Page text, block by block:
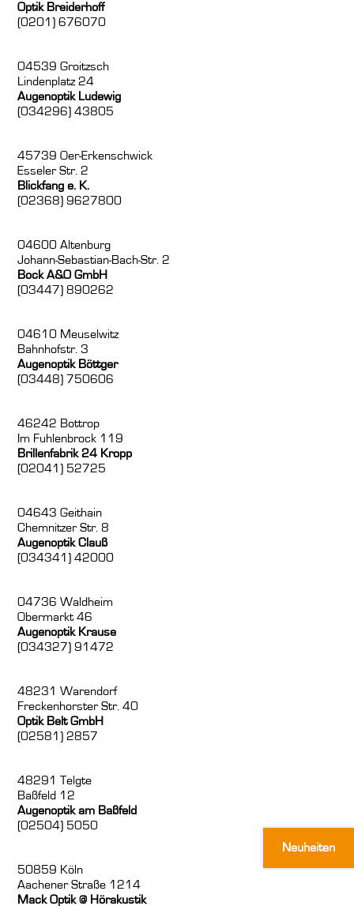
Neuheiten
Optik Breiderhoff
(0201) 676070
04539 Groitzsch
Lindenplatz 24
Augenoptik Ludewig
(034296) 43805
45739 Oer-Erkenschwick
Esseler Str. 2
Blickfang e. K.
(02368) 9627800
04600 Altenburg
Johann-Sebastian-Bach-Str. 2
Bock A&O GmbH
(03447) 890262
04610 Meuselwitz
Bahnhofstr. 3
Augenoptik Böttger
(03448) 750606
46242 Bottrop
Im Fuhlenbrock 119
Brillenfabrik 24 Kropp
(02041) 52725
04643 Geithain
Chemnitzer Str. 8
Augenoptik Clauß
(034341) 42000
04736 Waldheim
Obermarkt 46
Augenoptik Krause
(034327) 91472
48231 Warendorf
Freckenhorster Str. 40
Optik Belt GmbH
(02581) 2857
48291 Telgte
Baßfeld 12
Augenoptik am Baßfeld
(02504) 5050
50859 Köln
Aachener Straße 1214
Mack Optik @ Hörakustik